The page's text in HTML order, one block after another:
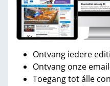
Ontvang iedere
Ontvang onze
Toegang tot álle